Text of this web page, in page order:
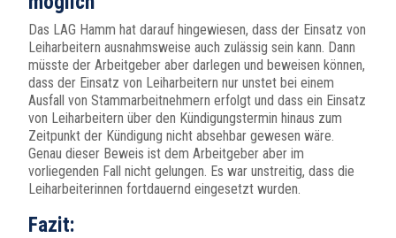
Das LAG Hamm hat darauf hingewiesen, dass der Einsatz von
Leiharbeitern ausnahmsweise auch zulässig sein kann. Dann
müsste der Arbeitgeber aber darlegen und beweisen können,
dass der Einsatz von Leiharbeitern nur unstet bei einem
Ausfall von Stammarbeitnehmern erfolgt und dass ein Einsatz
von Leiharbeitern über den Kündigungstermin hinaus zum
Zeitpunkt der Kündigung nicht absehbar gewesen wäre.
Genau dieser Beweis ist dem Arbeitgeber aber im
vorliegenden Fall nicht gelungen. Es war unstreitig, dass die
Leiharbeiterinnen fortdauernd eingesetzt wurden.
Fazit: